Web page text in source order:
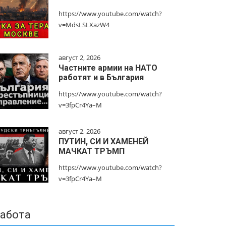
https://www.youtube.com/watch?
v=MdsLSLXazW4
август 2, 2026
Частните армии на НАТО
работят и в България
https://www.youtube.com/watch?
v=3fpCr4Ya–M
август 2, 2026
ПУТИН, СИ И ХАМЕНЕЙ
МАЧКАТ ТРЪМП
https://www.youtube.com/watch?
v=3fpCr4Ya–M